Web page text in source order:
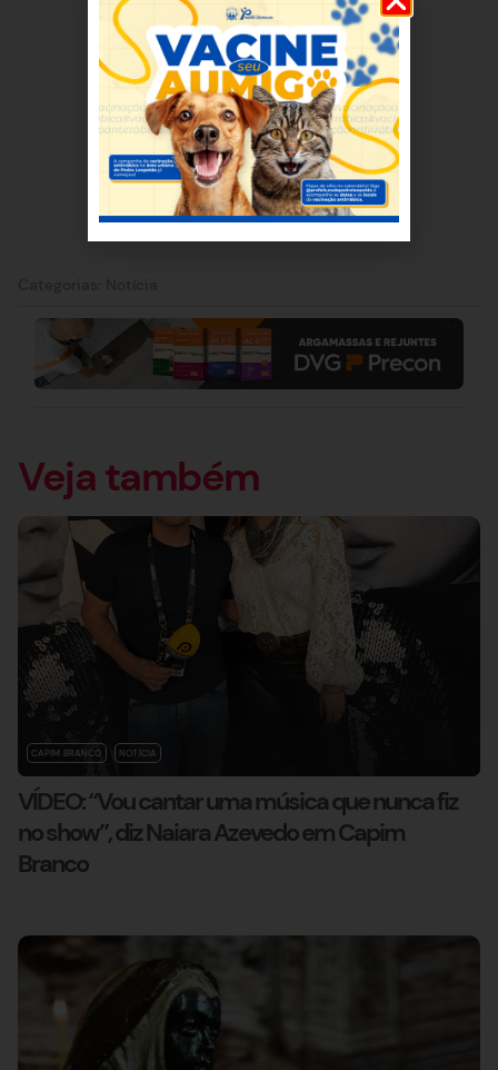
Veja também
CAPIM BRANCO NOTÍCIA
VÍDEO: “Vou cantar uma música que nunca fiz
no show”, diz Naiara Azevedo em Capim
Branco